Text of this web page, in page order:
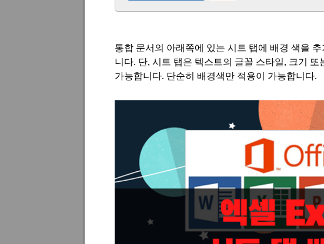
통합 문서의 아래쪽에 있는 시트 탭에 배경 색을
니다. 단, 시트 탭은 텍스트의 글꼴 스타일, 크기 또
가능합니다. 단순히 배경색만 적용이 가능합니다.